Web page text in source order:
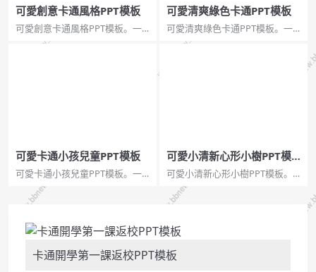
可愛創意卡通風格PPT模板
可愛創意卡通風格PPT模板。一
套卡通風格幻燈片模板，可愛創
可愛清爽綠色卡通PPT模板
可愛清爽綠色卡通PPT模板。一
套可愛卡通風格幻燈片模板，清
可愛卡通小孩兒童PPT模板
可愛卡通小孩兒童PPT模板。一
套卡通風格幻燈片模板，可愛的
小孩兒童小朋友圍繞白板設計，
適合製作教學課件。...
可愛小清新心形小樹PPT模
板
可愛小清新心形小樹PPT模板。
一套小清新幻燈片模板，綠色主
色調，可愛卡通心形小樹背景，
適合教學課件使用。...
卡通開學第一課返校PPT模板